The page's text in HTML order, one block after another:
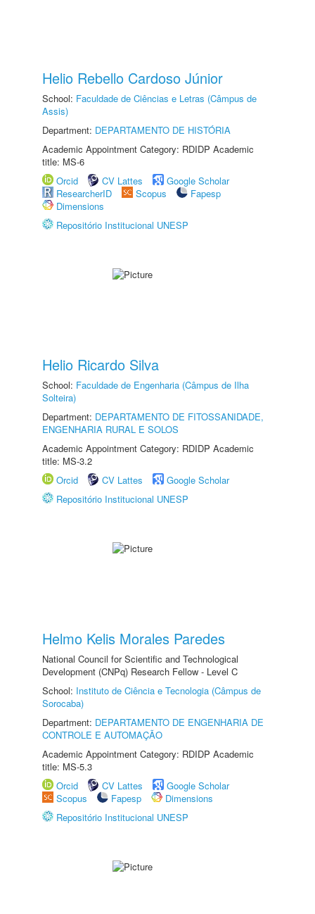
Helio Rebello Cardoso Júnior
School: Faculdade de Ciências e Letras (Câmpus de
Assis)
Department: DEPARTAMENTO DE HISTÓRIA
Academic Appointment Category: RDIDP Academic
title: MS-6
Orcid
CV Lattes
Google Scholar
ResearcherID
Scopus
Fapesp
Dimensions
Repositório Institucional UNESP
Helio Ricardo Silva
School: Faculdade de Engenharia (Câmpus de Ilha
Solteira)
Department: DEPARTAMENTO DE FITOSSANIDADE,
ENGENHARIA RURAL E SOLOS
Academic Appointment Category: RDIDP Academic
title: MS-3.2
Orcid
CV Lattes
Google Scholar
Repositório Institucional UNESP
Helmo Kelis Morales Paredes
National Council for Scientific and Technological
Development (CNPq) Research Fellow - Level C
School: Instituto de Ciência e Tecnologia (Câmpus de
Sorocaba)
Department: DEPARTAMENTO DE ENGENHARIA DE
CONTROLE E AUTOMAÇÃO
Academic Appointment Category: RDIDP Academic
title: MS-5.3
Orcid
CV Lattes
Google Scholar
Scopus
Fapesp
Dimensions
Repositório Institucional UNESP